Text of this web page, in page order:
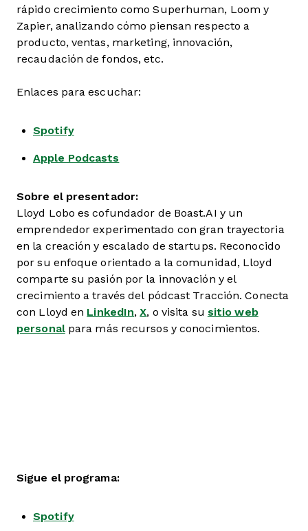
rápido crecimiento como Superhuman, Loom y
Zapier, analizando cómo piensan respecto a
producto, ventas, marketing, innovación,
recaudación de fondos, etc.
Enlaces para escuchar:
Spotify
Apple Podcasts
Sobre el presentador:
Lloyd Lobo es cofundador de Boast.AI y un
emprendedor experimentado con gran trayectoria
en la creación y escalado de startups. Reconocido
por su enfoque orientado a la comunidad, Lloyd
comparte su pasión por la innovación y el
crecimiento a través del pódcast Tracción. Conecta
con Lloyd en LinkedIn,X, o visita su sitio web
personalpara más recursos y conocimientos.
Sigue el programa:
Spotify